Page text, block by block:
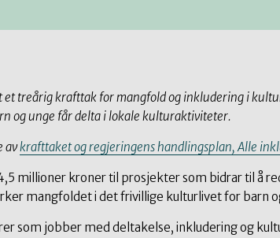
et treårig krafttak for mangfold og inkludering i
og unge får delta i lokale kulturaktiviteter.
avkrafttaket og regjeringens handlingsplan, Alle
millioner kroner til prosjekter som bidrar til å
mangfoldet i det frivillige kulturlivet for barn
som jobber med deltakelse, inkludering og